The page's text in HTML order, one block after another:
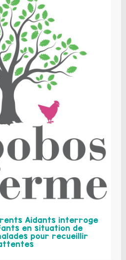
Aidants interroge
en situation de
pour recueillir